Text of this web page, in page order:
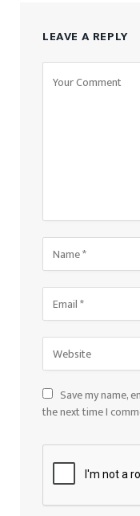
LEAVE A REPLY
Save my name,
the next time I